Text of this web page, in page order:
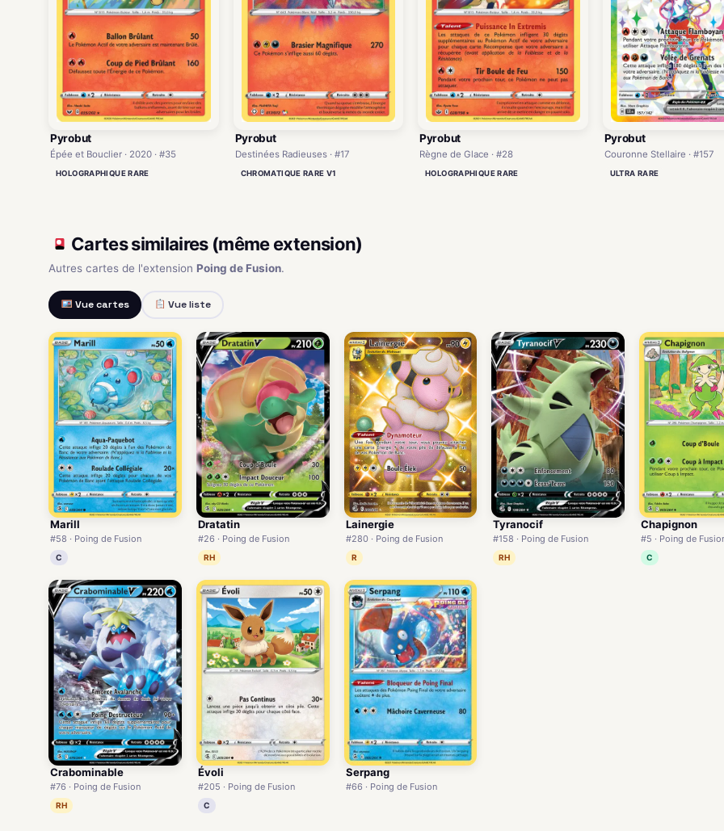
Pyrobut
Épée et Bouclier · 2020 · #35
HOLOGRAPHIQUE RARE
Pyrobut
Destinées Radieuses · #17
CHROMATIQUE RARE V1
Pyrobut
Règne de Glace · #28
HOLOGRAPHIQUE RARE
Pyrobut
Couronne Stellaire · #157
ULTRA RARE
Cartes similaires (même extension)
Autres cartes de l'extension Poing de Fusion.
Vue cartes Vue liste
Marill
#58 · Poing de Fusion
C
Dratatin
#26 · Poing de Fusion
RH
Lainergie
#280 · Poing de Fusion
R
Tyranocif
#158 · Poing de Fusion
RH
Chapignon
#5 · Poing de
C
Crabominable
#76 · Poing de Fusion
RH
Évoli
#205 · Poing de Fusion
C
Serpang
#66 · Poing de Fusion